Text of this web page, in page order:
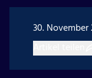
30. November